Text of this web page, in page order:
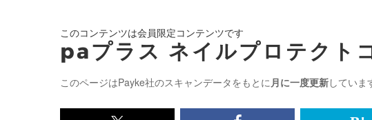
このコンテンツは会員限定コンテンツです
paプラス ネイルプロテク
このページはPayke社のスキャンデータをもとに 月に一度更新していま